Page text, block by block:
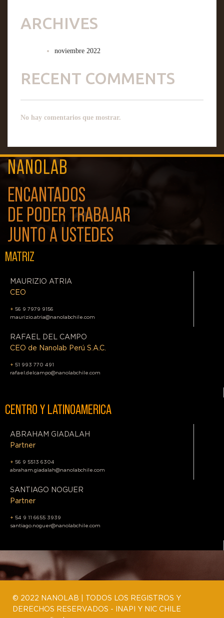
ARCHIVES
noviembre 2022
RECENT COMMENTS
No hay comentarios que mostrar.
NANOLAB
ENCANTADOS
DE PODER TRABAJAR
JUNTO A USTEDES
MATRIZ
MAURIZIO ATRIA
CEO
+ 56 9 7979 9156
maurizio.atria@nanolabchile.com
RAFAEL DEL CAMPO
CEO de Nanolab Perú S.A.C.
+ 51 993 770 491
rafael.delcampo@nanolabchile.com
CENTRO Y LATINOAMERICA
ABRAHAM GIADALAH
Partner
+ 56 9 5513 6304
abraham.giadalah@nanolabchile.com
SANTIAGO NOGUER
Partner
+ 54 9 11 6655 3939
santiago.noguer@nanolabchile.com
© 2022 NANOLAB | TODOS LOS REGISTROS Y
DERECHOS RESERVADOS -
INAPI Y NIC CHILE